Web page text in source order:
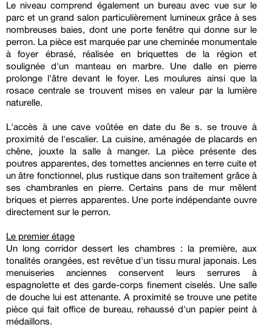
Le niveau comprend également un bureau avec vue sur le
parc et un grand salon particulièrement lumineux grâce à ses
nombreuses baies, dont une porte fenêtre qui donne sur le
perron. La pièce est marquée par une cheminée monumentale
à foyer ébrasé, réalisée en briquettes de la région et
soulignée d'un manteau en marbre. Une dalle en pierre
prolonge l'âtre devant le foyer. Les moulures ainsi que la
rosace centrale se trouvent mises en valeur par la lumière
naturelle.
L'accès à une cave voûtée en date du 8e s. se trouve à
proximité de l'escalier. La cuisine, aménagée de placards en
chêne, jouxte la salle à manger. La pièce présente des
poutres apparentes, des tomettes anciennes en terre cuite et
un âtre fonctionnel, plus rustique dans son traitement grâce à
ses chambranles en pierre. Certains pans de mur mêlent
briques et pierres apparentes. Une porte indépendante ouvre
directement sur le perron.
Le premier étage
Un long corridor dessert les chambres : la première, aux
tonalités orangées, est revêtue d'un tissu mural japonais. Les
menuiseries anciennes conservent leurs serrures à
espagnolette et des garde-corps finement ciselés. Une salle
de douche lui est attenante. A proximité se trouve une petite
pièce qui fait office de bureau, rehaussé d'un papier peint à
médaillons.